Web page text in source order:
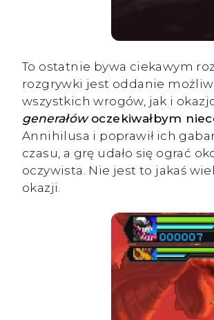
To ostatnie bywa ciekawym
rozgrywki jest oddanie
wszystkich wrogów, jak i
generałówoczekiwałbym
Annihilusa i poprawił ich
czasu, a grę udało się ograć
oczywista. Nie jest to jakaś
okazji.